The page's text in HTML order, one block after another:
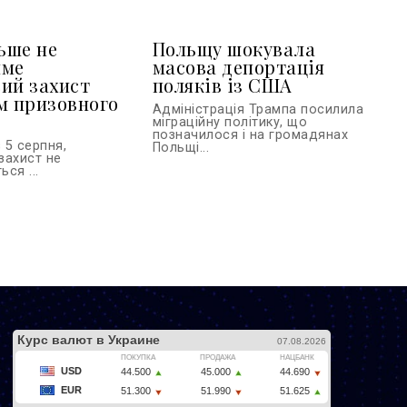
не
захист
призовного
серпня,
не
...
Польщу шокувала
масова депортація
поляків із США
Адміністрація Трампа посилила
міграційну політику, що
позначилося і на громадянах
Польщі...